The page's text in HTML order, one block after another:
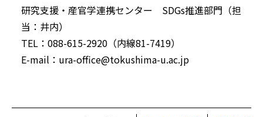
研究支援・産官学連携センター SDGs推進部門（担
当：井内）
TEL：088-615-2920（内線81-7419）
E-mail：ura-office@tokushima-u.ac.jp